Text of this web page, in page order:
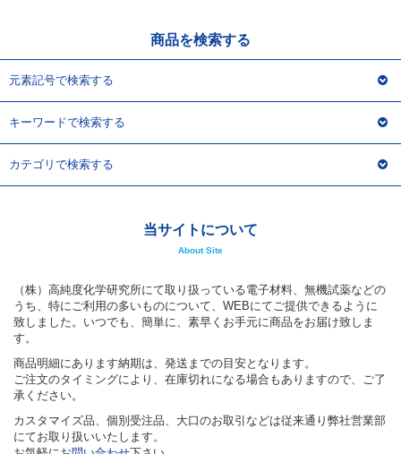
商品を検索する
元素記号で検索する
キーワードで検索する
カテゴリで検索する
当サイトについて
About Site
（株）高純度化学研究所にて取り扱っている電子材料、無機試薬などの
うち、特にご利用の多いものについて、WEBにてご提供できるように
致しました。いつでも、簡単に、素早くお手元に商品をお届け致しま
す。
商品明細にあります納期は、発送までの目安となります。
ご注文のタイミングにより、在庫切れになる場合もありますので、ご了
承ください。
カスタマイズ品、個別受注品、大口のお取引などは従来通り弊社営業部
にてお取り扱いいたします。